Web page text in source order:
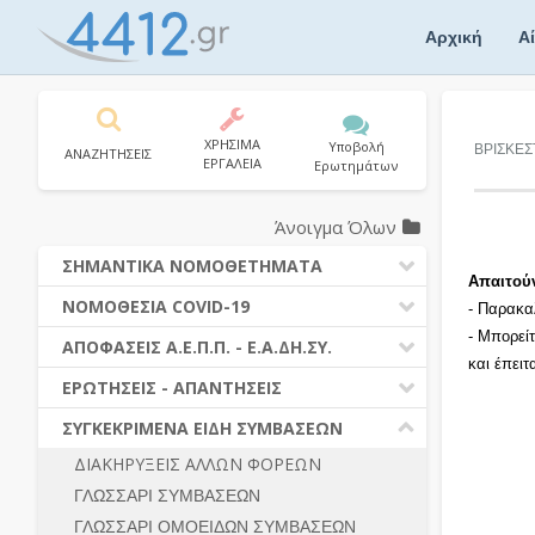
Αρχική
-
-
και
ΑΝΑΖΗΤΗΣΕΙΣ
ΧΡΗΣΙΜΑ
ΕΡΓΑΛΕΙΑ
Υποβολή
Ερωτημάτων
Άνοιγμα Όλων
ΣΗΜΑΝΤΙΚΑ ΝΟΜΟΘΕΤΗΜΑΤΑ
ΔΗΜΟΣΙΕΣ ΣΥΜΒΑΣΕΙΣ (Ν. 4412/2016)
ΔΗΜΟΤΙΚΟΣ ΚΩΔΙΚΑΣ (Ν.3463/2006)
ΚΑΛΛΙΚΡΑΤΗΣ (Ν.3852/2010)
ΝΟΜΟΘΕΣΙΑ - ΝΟΜΟΛΟΓΙΑ (ΣΥΝΟΛΟ)
ΝΟΜΟΘΕΣΙΑ COVID-19
ΝΟΜΟΘΕΣΙΑ - ΝΟΜΟΛΟΓΙΑ COVID -19
ΕΡΩΤΗΣΕΙΣ - ΑΠΑΝΤΗΣΕΙΣ
ΑΠΟΦΑΣΕΙΣ Α.Ε.Π.Π. - Ε.Α.ΔΗ.ΣΥ.
ΠΡΟΔΙΚΑΣΤΙΚΗ ΠΡΟΣΦΥΓΗ
ΓΕΝΙΚΟΙ ΚΑΝΟΝΕΣ
ΔΙΚΑΙΟΥΜΕΝΟΙ ΣΥΜΜΕΤΟΧΗΣ
ΠΡΟΣΦΟΡΕΣ – ΔΙΚΑΙΟΛΟΓΗΤΙΚΑ
ΣΥΜΜΕΤΟΧΗΣ
ΕΡΩΤΗΣΕΙΣ - ΑΠΑΝΤΗΣΕΙΣ
Ν. 4782/2021 - ΤΡΟΠΟΠΟΙΗΣΗ
4412/2016
ΔΙΕΞΑΓΩΓΗ ΔΙΑΔΙΚΑΣΙΑΣ
ΔΙΑΔΙΚΑΣΙΕΣ ΑΝΑΘΕΣΗΣ
ΣΥΓΚΕΚΡΙΜΕΝΑ ΕΙΔΗ ΣΥΜΒΑΣΕΩΝ
ΔΙΑΚΗΡΥΞΕΙΣ ΑΛΛΩΝ ΦΟΡΕΩΝ
ΓΛΩΣΣΑΡΙ ΣΥΜΒΑΣΕΩΝ
ΓΛΩΣΣΑΡΙ ΟΜΟΕΙΔΩΝ ΣΥΜΒΑΣΕΩΝ